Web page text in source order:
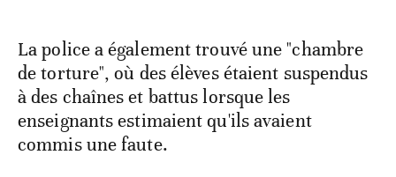
La police a également trouvé une "chambre
de torture", où des élèves étaient suspendus
à des chaînes et battus lorsque les
enseignants estimaient qu'ils avaient
commis une faute.